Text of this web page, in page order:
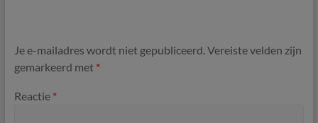
Je e-mailadres wordt niet gepubliceerd. Vereiste velden zijn
gemarkeerd met *
Reactie *